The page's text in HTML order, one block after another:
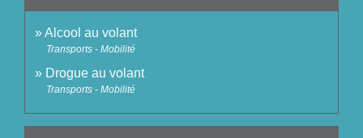
Alcool au volant
Transports - Mobilité
Drogue au volant
Transports - Mobilité